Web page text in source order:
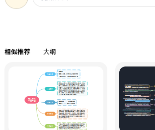
相似推荐 大纲